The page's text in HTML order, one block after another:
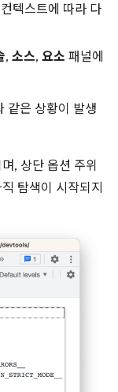
텍스트에 따라 다
, 소스, 요소 패널에
같은 상황이 발생
, 상단 옵션 주위
탐색이 시작되지